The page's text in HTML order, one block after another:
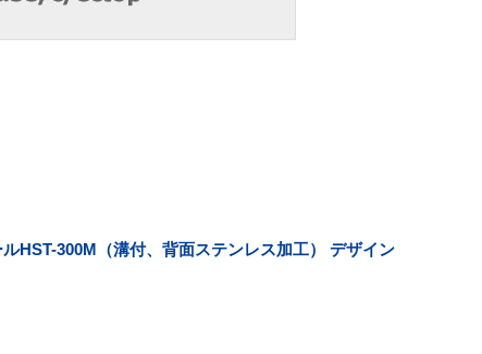
HST-300M（溝付、背面ステンレス加工） デザイン